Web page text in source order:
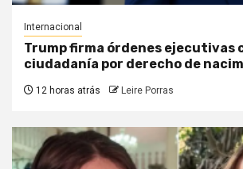
Internacional
Trump firma órdenes ejecutivas
ciudadanía por derecho de
12 horas atrás Leire Porras